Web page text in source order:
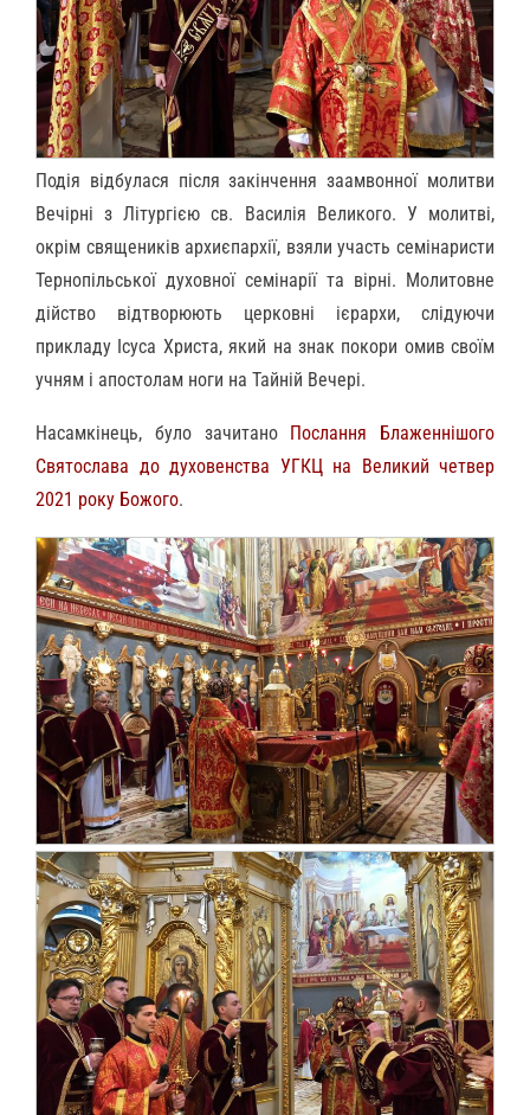
Подія відбулася після закінчення заамвонної молитви
Вечірні з Літургією св. Василія Великого. У молитві,
окрім священиків архиєпархії, взяли участь семінаристи
Тернопільської духовної семінарії та вірні. Молитовне
дійство відтворюють церковні ієрархи, слідуючи
прикладу Ісуса Христа, який на знак покори омив своїм
учням і апостолам ноги на Тайній Вечері.
Насамкінець, було зачитано Послання Блаженнішого
Святослава до духовенства УГКЦ на Великий четвер
2021 року Божого.